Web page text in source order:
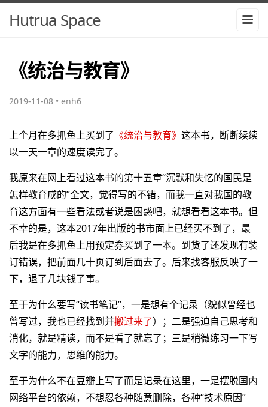
Hutrua Space
《统治与教育》
2019-11-08 • enh6
上个月在多抓鱼上买到了 《统治与教育》 这本书，断断续续
以一天一章的速度读完了。
我原来在网上看过这本书的第十五章“沉默和失忆的国民是
怎样教育成的”全文，觉得写的不错，而我一直对我国的教
育这方面有一些看法或者说是困惑吧，就想看看这本书。但
不幸的是，这本2017年出版的书市面上已经买不到了，最
后我是在多抓鱼上用预定券买到了一本。到货了还发现有装
订错误，把前面几十页订到后面去了。后来找客服反映了一
下，退了几块钱了事。
至于为什么要写“读书笔记”，一是想有个记录（貌似曾经也
曾写过，我也已经找到并搬过来了）；二是强迫自己思考和
消化，就是精读，而不是看了就忘了；三是稍微练习一下写
文字的能力，思维的能力。
至于为什么不在豆瓣上写了而是记录在这里，一是摆脱国内
网络平台的依赖，不想忍各种随意删除，各种“技术原因”